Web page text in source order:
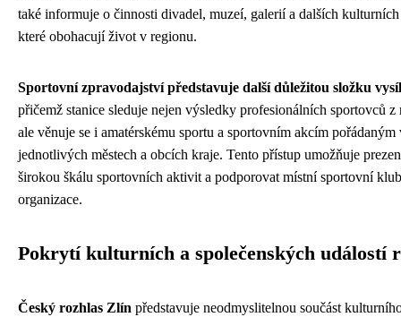
také informuje o činnosti divadel, muzeí, galerií a dalších
které obohacují život v regionu.
Sportovní zpravodajství představuje další důležitou složku
přičemž stanice sleduje nejen výsledky profesionálních sportovců z
ale věnuje se i amatérskému sportu a sportovním akcím pořádaným
jednotlivých městech a obcích kraje. Tento přístup umožňuje
širokou škálu sportovních aktivit a podporovat místní sportovní
organizace.
Pokrytí kulturních a společenských událostí
Český rozhlas Zlín představuje neodmyslitelnou součást